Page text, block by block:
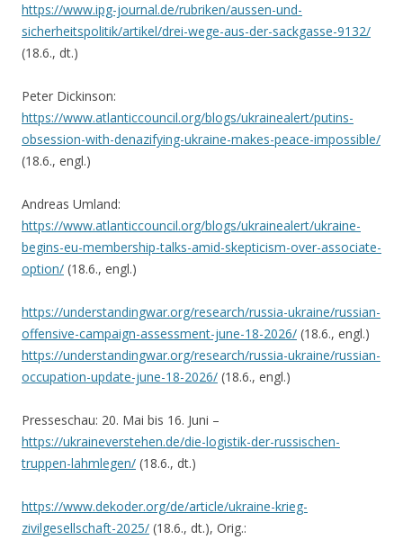
https://www.ipg-journal.de/rubriken/aussen-und-
sicherheitspolitik/artikel/drei-wege-aus-der-sackgasse-9132/
(18.6., dt.)
Peter Dickinson:
https://www.atlanticcouncil.org/blogs/ukrainealert/putins-
obsession-with-denazifying-ukraine-makes-peace-impossible/
(18.6., engl.)
Andreas Umland:
https://www.atlanticcouncil.org/blogs/ukrainealert/ukraine-
begins-eu-membership-talks-amid-skepticism-over-associate-
option/ (18.6., engl.)
https://understandingwar.org/research/russia-ukraine/russian-
offensive-campaign-assessment-june-18-2026/ (18.6., engl.)
https://understandingwar.org/research/russia-ukraine/russian-
occupation-update-june-18-2026/ (18.6., engl.)
Presseschau: 20. Mai bis 16. Juni –
https://ukraineverstehen.de/die-logistik-der-russischen-
truppen-lahmlegen/ (18.6., dt.)
https://www.dekoder.org/de/article/ukraine-krieg-
zivilgesellschaft-2025/ (18.6., dt.), Orig.: